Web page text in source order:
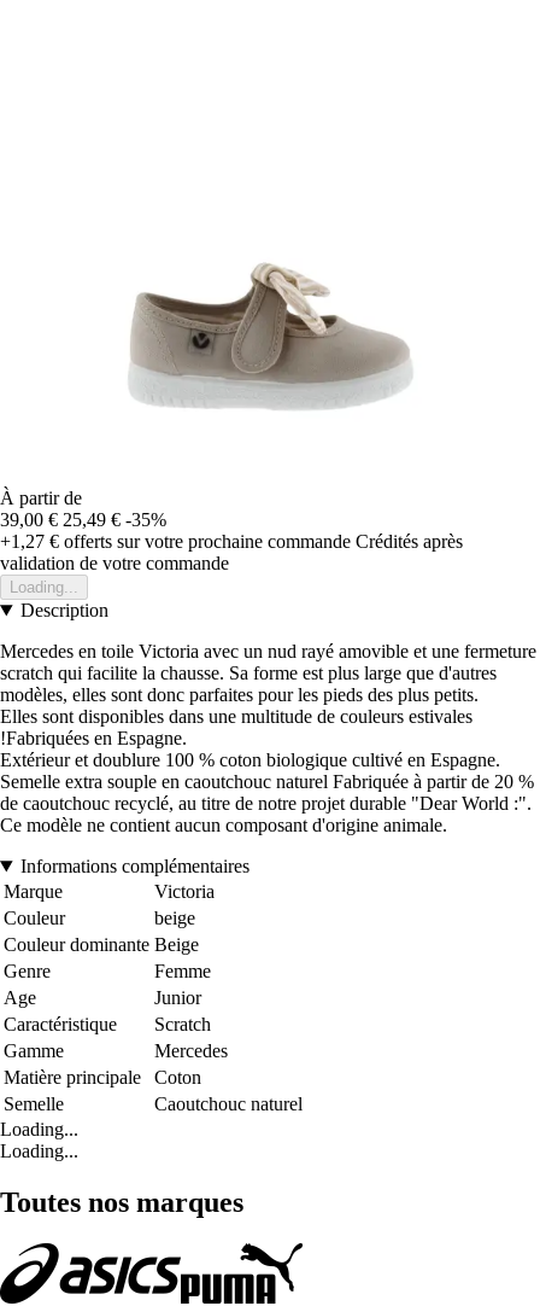
À partir de
39,00 € 25,49 € -35%
+1,27 € offerts sur votre prochaine commande Crédités après
validation de votre commande
Loading...
Description
Mercedes en toile Victoria avec un nud rayé amovible et une fermeture
scratch qui facilite la chausse. Sa forme est plus large que d'autres
modèles, elles sont donc parfaites pour les pieds des plus petits.
Elles sont disponibles dans une multitude de couleurs estivales
!Fabriquées en Espagne.
Extérieur et doublure 100 % coton biologique cultivé en Espagne.
Semelle extra souple en caoutchouc naturel Fabriquée à partir de 20 %
de caoutchouc recyclé, au titre de notre projet durable "Dear World :".
Ce modèle ne contient aucun composant d'origine animale.
Informations complémentaires
Marque
Victoria
Couleur
beige
Couleur dominante Beige
Genre
Femme
Age
Junior
Caractéristique
Scratch
Gamme
Mercedes
Matière principale
Coton
Semelle
Caoutchouc naturel
Loading...
Loading...
Toutes nos marques